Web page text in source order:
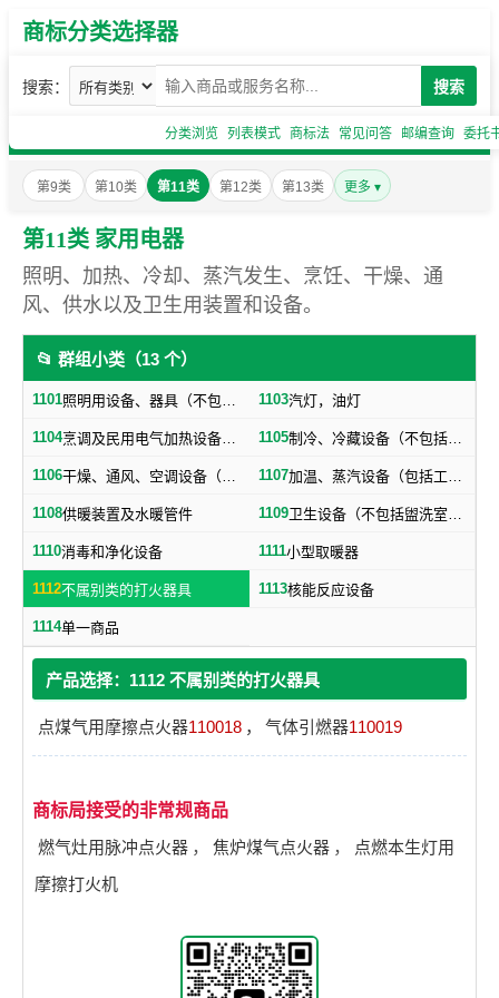
商标分类选择器
搜索： 搜索
分类浏览 列表模式 商标法 常见问答 邮编查询 委托
第9类 第10类 第11类 第12类 第13类 更多 ▾
第11类 家用电器
照明、加热、冷却、蒸汽发生、烹饪、干燥、通
风、供水以及卫生用装置和设备。
📂 群组小类（13 个）
1101 照明用设备、器具（不包括汽灯、油灯） 1103汽灯，油灯
1104 烹调及民用电气加热设备（不包括厨房用手工用具，食品加工机器） 1105 制冷、冷藏设备（不包括冷藏车）
1106 干燥、通风、空调设备（包括冷暖房设备） 1107 加温、蒸汽设备（包括工业用炉、锅炉，不包括机车锅炉、锅驼机锅炉、蒸汽机锅炉）
1108供暖装置及水暖管件 1109 卫生设备（不包括盥洗室用具）
1110消毒和净化设备 1111小型取暖器
1112不属别类的打火器具 1113核能反应设备
1114单一商品
产品选择：1112 不属别类的打火器具
点煤气用摩擦点火器110018 ， 气体引燃器110019
商标局接受的非常规商品
燃气灶用脉冲点火器 ， 焦炉煤气点火器 ，
点燃本生灯用
摩擦打火机